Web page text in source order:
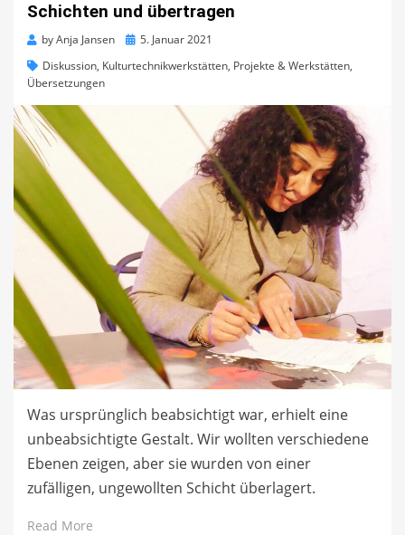
Schichten und übertragen
byAnja Jansen
Posted
5. Januar 2021
Diskussion, Kulturtechnikwerkstätten, Projekte & Werkstätten,
Übersetzungen
Was ursprünglich beabsichtigt war, erhielt eine
unbeabsichtigte Gestalt. Wir wollten verschiedene
Ebenen zeigen, aber sie wurden von einer
zufälligen, ungewollten Schicht überlagert.
Read More